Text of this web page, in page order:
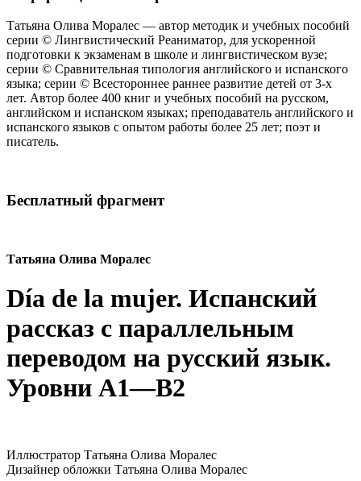
Татьяна Олива Моралес — автор методик и учебных пособий
серии © Лингвистический Реаниматор, для ускоренной
подготовки к экзаменам в школе и лингвистическом вузе;
серии © Сравнительная типология английского и испанского
языка; серии © Всестороннее раннее развитие детей от 3-х
лет. Автор более 400 книг и учебных пособий на русском,
английском и испанском языках; преподаватель английского и
испанского языков c опытом работы более 25 лет; поэт и
писатель.
Бесплатный фрагмент
Татьяна Олива Моралес
Día de la mujer. Испанский
рассказ с параллельным
переводом на русский язык.
Уровни А1—В2
Иллюстратор Татьяна Олива Моралес
Дизайнер обложки Татьяна Олива Моралес